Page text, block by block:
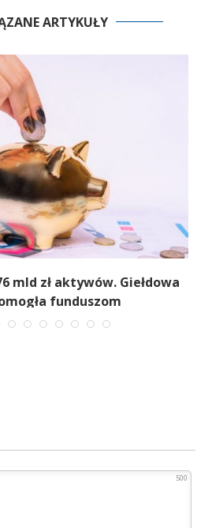
ARTYKUŁY
mld zł aktywów. Giełdowa
funduszom
500